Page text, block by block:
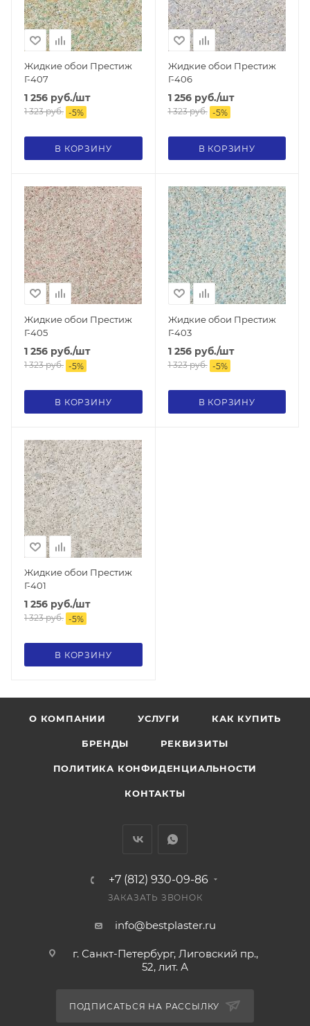
Жидкие обои Престиж
Г-407
1 256 руб./шт
1 323руб. -5%
В КОРЗИНУ
Жидкие обои Престиж
Г-406
1 256руб./шт
1 323руб. -5%
В КОРЗИНУ
Жидкие обои Престиж
Г-405
1 256 руб./шт
1 323руб. -5%
В КОРЗИНУ
Жидкие обои Престиж
Г-403
1 256руб./шт
1 323руб. -5%
В КОРЗИНУ
Жидкие обои Престиж
Г-401
1 256 руб./шт
1 323руб. -5%
В КОРЗИНУ
О КОМПАНИИ УСЛУГИ КАК КУПИТЬ
БРЕНДЫ РЕКВИЗИТЫ
ПОЛИТИКА КОНФИДЕНЦИАЛЬНОСТИ
КОНТАКТЫ
+7 (812) 930-09-86
ЗАКАЗАТЬ ЗВОНОК
info@bestplaster.ru
г. Санкт-Петербург, Лиговский пр.,
52, лит. А
ПОДПИСАТЬСЯ НА РАССЫЛКУ